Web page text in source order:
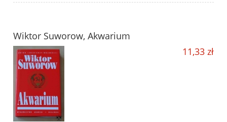
Wiktor Suworow, Akwarium
11,33 zł